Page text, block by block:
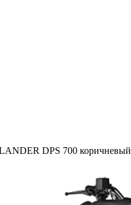
DPS 700 коричневый